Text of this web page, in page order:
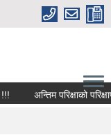
अन्तिम परिक्षाको